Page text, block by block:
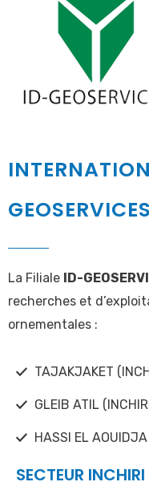
GEOSERVICES
La Filiale ID-
recherches et
ornementales :
TAJAKJAKET
GLEIB ATIL
HASSI EL
SECTEUR INCHIRI